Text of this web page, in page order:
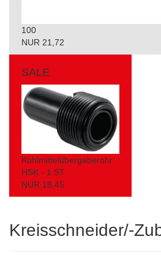
100
NUR 21,72
SALE
Kühlmittelübergaberohr
HSK - 1 ST
NUR 18,45
Kreisschneider/-